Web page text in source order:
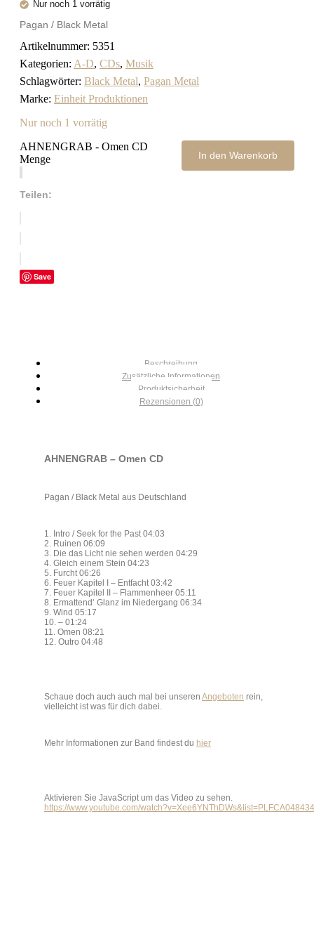
Nur noch 1 vorrätig
Pagan / Black Metal
Artikelnummer: 5351
Kategorien: A-D, CDs, Musik
Schlagwörter: Black Metal, Pagan Metal
Marke: Einheit Produktionen
Nur noch 1 vorrätig
AHNENGRAB - Omen CD
Menge
In den Warenkorb
Teilen:
Save
Beschreibung
Zusätzliche Informationen
Produktsicherheit
Rezensionen (0)
AHNENGRAB – Omen CD
Pagan / Black Metal aus Deutschland
1. Intro / Seek for the Past 04:03
2. Ruinen 06:09
3. Die das Licht nie sehen werden 04:29
4. Gleich einem Stein 04:23
5. Furcht 06:26
6. Feuer Kapitel I – Entfacht 03:42
7. Feuer Kapitel II – Flammenheer 05:11
8. Ermattend‘ Glanz im Niedergang 06:34
9. Wind 05:17
10. – 01:24
11. Omen 08:21
12. Outro 04:48
Schaue doch auch auch mal bei unseren Angeboten rein,
vielleicht ist was für dich dabei.
Mehr Informationen zur Band findest du hier
Aktivieren Sie JavaScript um das Video zu sehen.
https://www.youtube.com/